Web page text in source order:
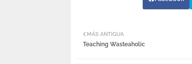
MÁS ANTIGUA
Teaching Wasteaholic